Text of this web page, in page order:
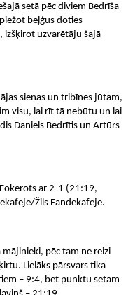
setā pēc diviem Bedrīša
beļģus doties
izšķirot uzvarētāju šajā
sienas un tribīnes jūtam,
visu, lai rīt tā nebūtu un lai
Daniels Bedrītis un Artūrs
ar 2-1 (21:19,
Žils Fandekafeje.
pēc tam ne reizi
Lielāks pārsvars tika
– 9:4, bet punktu setam